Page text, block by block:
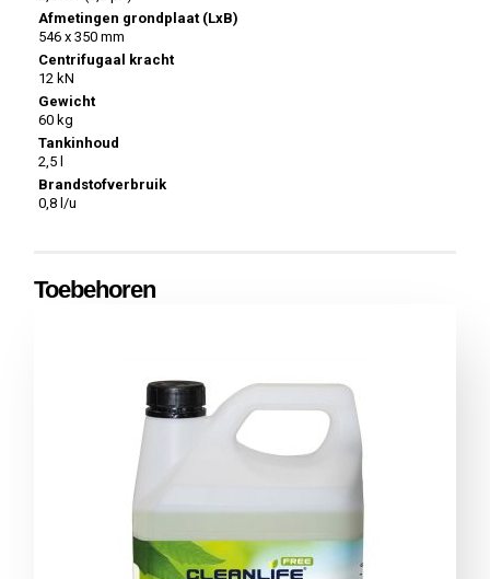
Afmetingen grondplaat (LxB)
546 x 350 mm
Centrifugaal kracht
12 kN
Gewicht
60 kg
Tankinhoud
2,5 l
Brandstofverbruik
0,8 l/u
Toebehoren